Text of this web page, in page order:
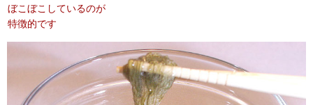
ぼこぼこしているのが
特徴的です